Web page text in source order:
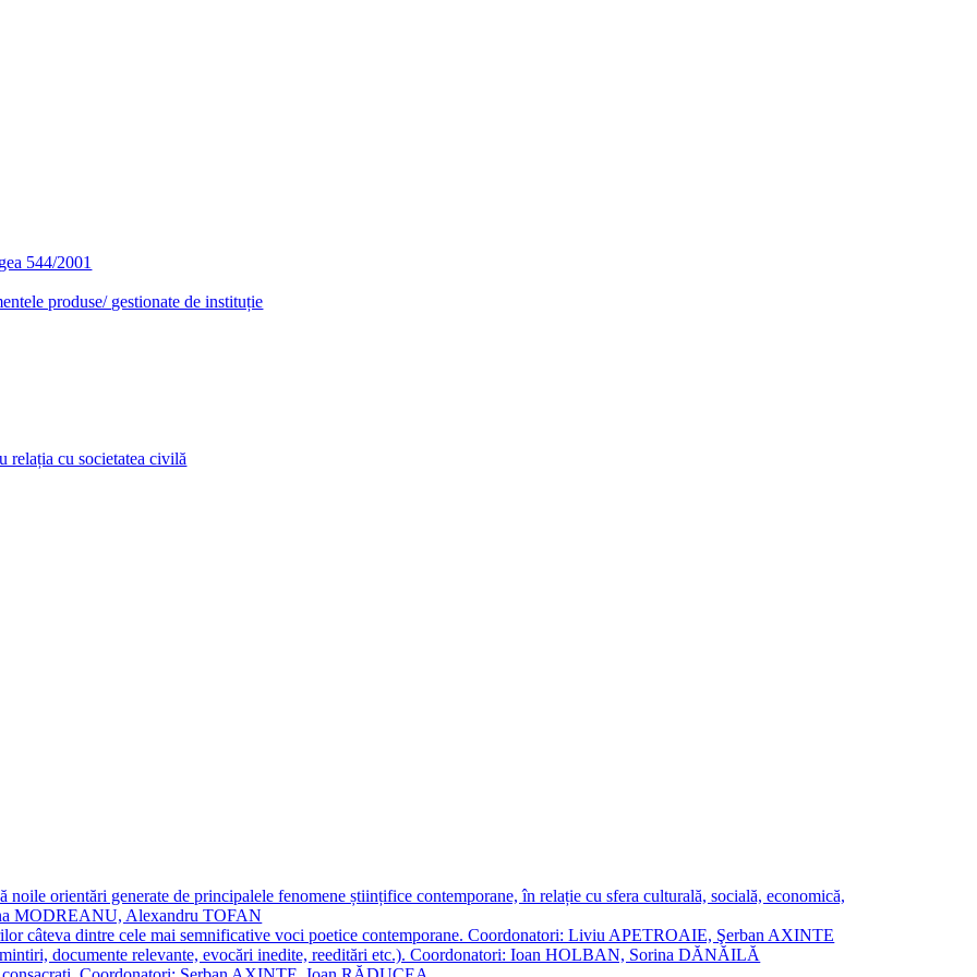
544/2001
produse/ gestionate de instituție
relația cu societatea civilă
noile orientări generate de principalele fenomene științifice contemporane, în relație cu sfera culturală, socială, economică,
MODREANU, Alexandru TOFAN
câteva dintre cele mai semnificative voci poetice contemporane. Coordonatori: Liviu APETROAIE, Şerban AXINTE
documente relevante, evocări inedite, reeditări etc.). Coordonatori: Ioan HOLBAN, Sorina DĂNĂILĂ